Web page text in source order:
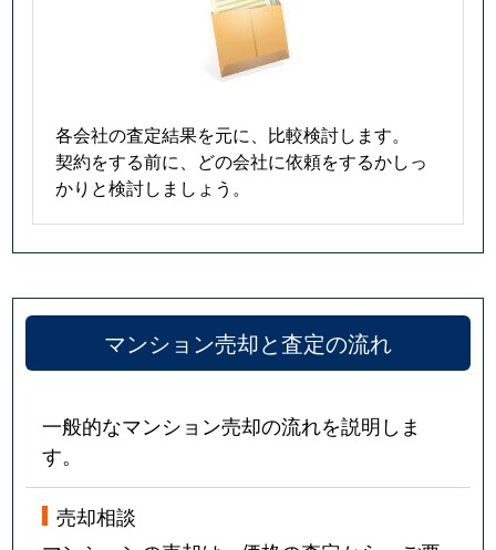
各会社の査定結果を元に、比較検討します。
契約をする前に、どの会社に依頼をするかしっ
かりと検討しましょう。
マンション売却と査定の流れ
一般的なマンション売却の流れを説明しま
す。
売却相談